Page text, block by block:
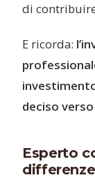
di
E ricorda:
deciso
Esperto
differenze